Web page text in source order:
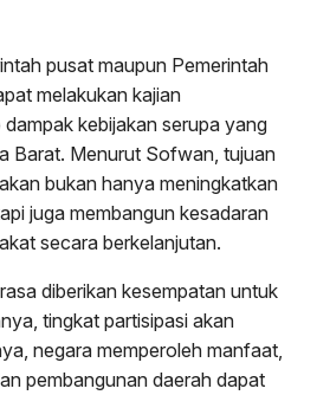
pusat maupun Pemerintah
melakukan kajian
kebijakan serupa yang
Barat. Menurut Sofwan, tujuan
bukan hanya meningkatkan
juga membangun kesadaran
secara berkelanjutan.
diberikan kesempatan untuk
tingkat partisipasi akan
negara memperoleh manfaat,
pembangunan daerah dapat